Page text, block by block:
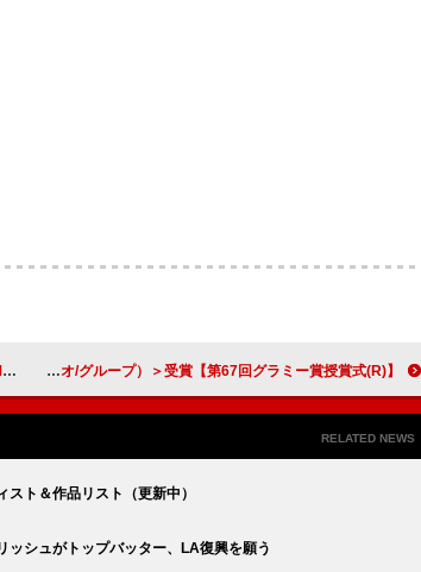
【第67回グラミー賞授賞式(R)】レディー・ガガ＆ブルーノ・マーズ「Die With A Smile」が＜最優秀ポップ・パフォーマンス（デュオ/グループ）＞受賞
RELATED NEWS
スト＆作品リスト（更新中）
ッシュがトップバッター、LA復興を願う